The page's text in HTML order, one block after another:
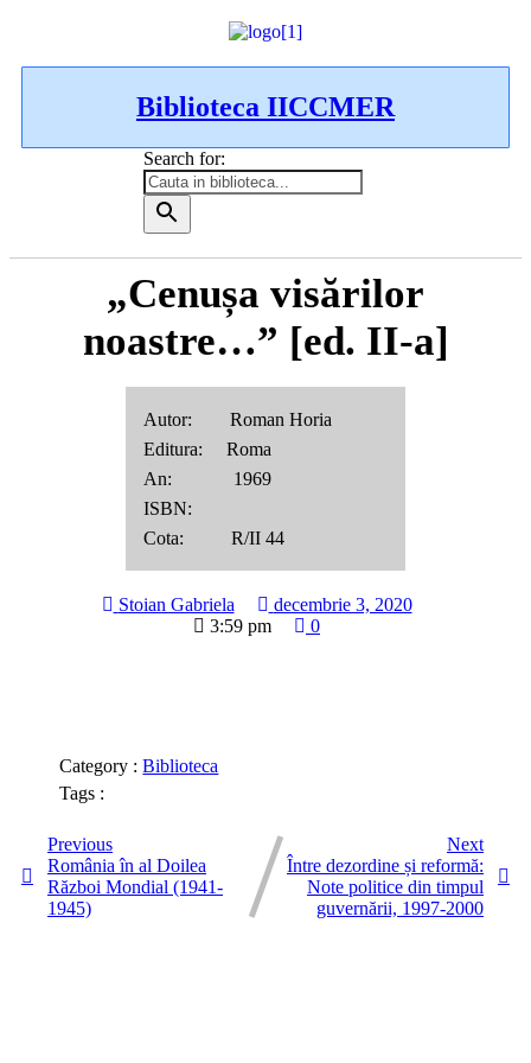
Biblioteca IICCMER
Search for:
„Cenușa visărilor
noastre…” [ed. II-a]
Autor: Roman Horia
Editura: Roma
An: 1969
ISBN:
Cota: R/II 44
Stoian Gabriela
decembrie 3, 2020
3:59 pm
0
Category : Biblioteca
Tags :
Previous
România în al Doilea
Război Mondial (1941-
1945)
Next
Între dezordine și reformă:
Note politice din timpul
guvernării, 1997-2000